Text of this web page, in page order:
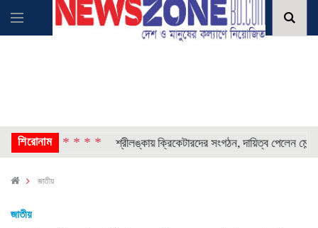
শিরোনাম
আটক * * * * শ্রীলঙ্কায় ক্রিকেটারদের সংগঠন, দায়িত্ব পেলেন মেন্ডিস
জাতীয়
জাতীয়